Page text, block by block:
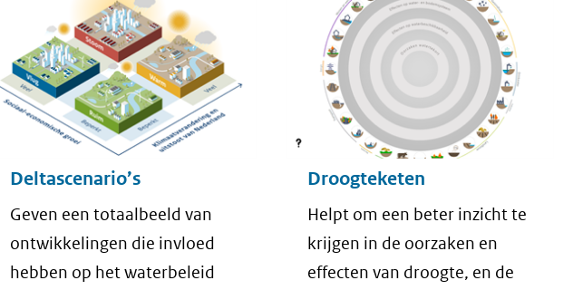
Deltascenario’s
Geven een totaalbeeld van
ontwikkelingen die invloed
hebben op het waterbeleid
Droogteketen
Helpt om een beter inzicht te
krijgen in de oorzaken en
effecten van droogte, en de